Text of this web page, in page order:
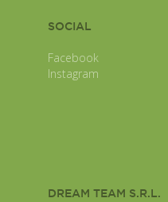
SOCIAL
Facebook
Instagram
DREAM TEAM S.R.L.